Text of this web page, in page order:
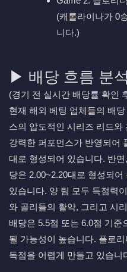
(캐롤라이나가 0
니다.)
▶ 배당 흐름 분석
(경기 전 실시간 배당률 확인
현재 해외 베팅 업체들의 배
스의 압도적인 시리즈 리드와
강력한 퍼포먼스가 반영되어
대로 형성되어 있습니다. 반
당은 2.00~2.20대로 형성되
있습니다. 양 팀 모두 득점력
와 골리들의 활약, 그리고 시
배당은 5.5점 또는 6.0점 기준
될 가능성이 높습니다. 플로
득점을 어렵게 만들고 있습니